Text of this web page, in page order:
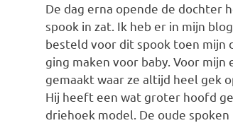
De dag erna opende de dochter
spook in zat. Ik heb er in mijn
besteld voor dit spook toen mijn
ging maken voor baby. Voor
gemaakt waar ze altijd heel gek
Hij heeft een wat groter hoofd
driehoek model. De oude